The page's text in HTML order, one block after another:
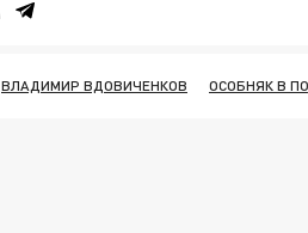
ВЛАДИМИР ВДОВИЧЕНКОВ ОСОБНЯК В